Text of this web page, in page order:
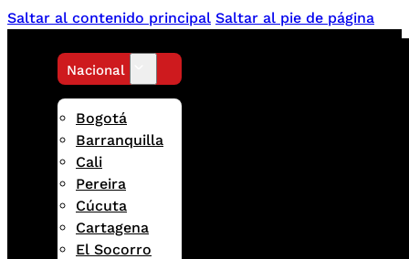
Saltar al contenido principal Saltar al pie de página
Nacional
Bogotá
Barranquilla
Cali
Pereira
Cúcuta
Cartagena
El Socorro